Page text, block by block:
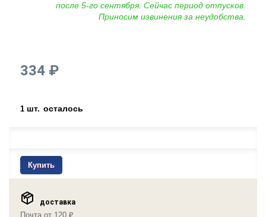
после 5-го сентября. Сейчас период отпусков.
Приносим извинения за неудобства.
334 ₽
1 шт. осталось
Купить
доставка
Почта от 120 ₽